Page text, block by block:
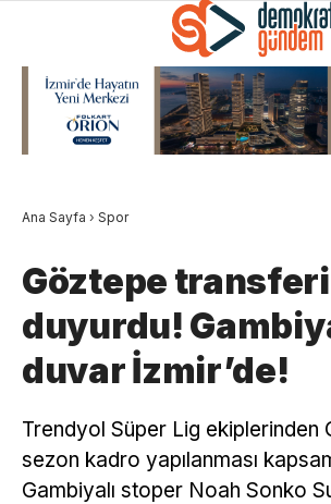
Ana Sayfa › Spor
Göztepe transferi
duyurdu!
duvar İzmir’de!
Trendyol Süper Lig ekiplerinden
sezon kadro yapılanması
Gambiyalı stoper Noah Sonko